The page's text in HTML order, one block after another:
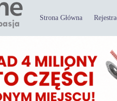
Strona Główna